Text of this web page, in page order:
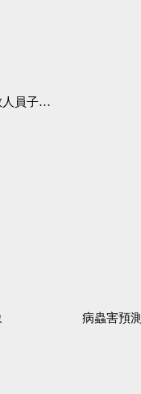
育補助規定
病蟲害預測